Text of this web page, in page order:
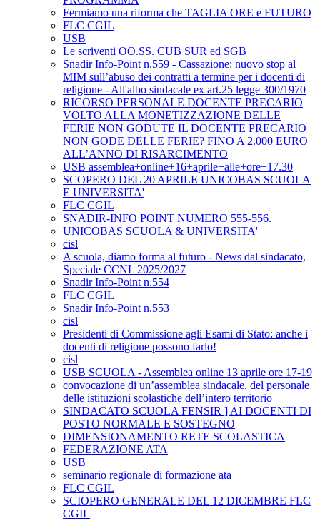
Fermiamo una riforma che TAGLIA ORE e FUTURO
FLC CGIL
USB
Le scriventi OO.SS. CUB SUR ed SGB
Snadir Info-Point n.559 - Cassazione: nuovo stop al
MIM sull’abuso dei contratti a termine per i docenti di
religione - All'albo sindacale ex art.25 legge 300/1970
RICORSO PERSONALE DOCENTE PRECARIO
VOLTO ALLA MONETIZZAZIONE DELLE
FERIE NON GODUTE IL DOCENTE PRECARIO
NON GODE DELLE FERIE? FINO A 2.000 EURO
ALL’ANNO DI RISARCIMENTO
USB assemblea+online+16+aprile+alle+ore+17.30
SCOPERO DEL 20 APRILE UNICOBAS SCUOLA
E UNIVERSITA'
FLC CGIL
SNADIR-INFO POINT NUMERO 555-556.
UNICOBAS SCUOLA & UNIVERSITA'
cisl
A scuola, diamo forma al futuro - News dal sindacato,
Speciale CCNL 2025/2027
Snadir Info-Point n.554
FLC CGIL
Snadir Info-Point n.553
cisl
Presidenti di Commissione agli Esami di Stato: anche i
docenti di religione possono farlo!
cisl
USB SCUOLA - Assemblea online 13 aprile ore 17-19
convocazione di un’assemblea sindacale, del personale
delle istituzioni scolastiche dell’intero territorio
SINDACATO SCUOLA FENSIR ] AI DOCENTI DI
POSTO NORMALE E SOSTEGNO
DIMENSIONAMENTO RETE SCOLASTICA
FEDERAZIONE ATA
USB
seminario regionale di formazione ata
FLC CGIL
SCIOPERO GENERALE DEL 12 DICEMBRE FLC
CGIL